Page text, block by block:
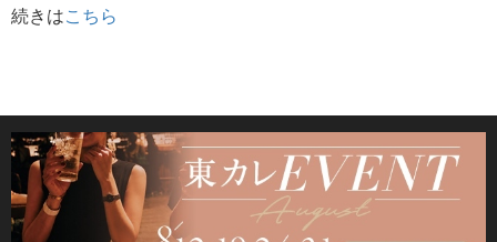
続きはこちら